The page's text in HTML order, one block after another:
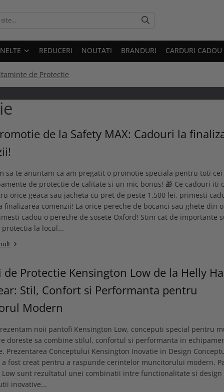
REDUCERI NOUTATI BRANDURI CARDURI CADOU
de Protectie
de la Safety MAX: Cadouri la
sa te anuntam ca am pregatit o promotie speciala pentru toti cei
de protectie de calitate si un mic bonus! 🎁 Ce cadouri iti
orice geaca sau jacheta cu pret de peste 1.500 lei, primesti
finalizarea comenzii! La orice pereche de bocanci sau ghete din
cadou o pereche de sosete Oxford! Stim cat de importante
la locul...
de Protectie Kensington Low de la Helly
Stil, Confort si Performanta pentru
Modern
noii pantofi Kensington Low, conceputi special pentru
doreste sa combine stilul, confortul si performanta in
Prezentarea Conceptului Kensington Inovatie in Design
a fost creat pentru a raspunde cerintelor muncitorului modern.
Low sunt rezultatul unei combinatii intre functionalitate si design
inovative...